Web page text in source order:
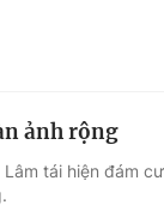
ảnh rộng
tái hiện đám